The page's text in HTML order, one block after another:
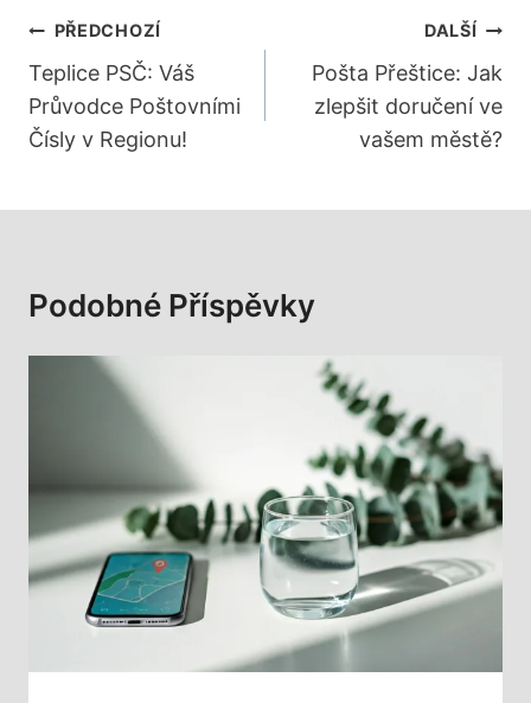
Navigace
Pro
Příspěvek
PŘEDCHOZÍ
Teplice PSČ: Váš
Průvodce Poštovními
Čísly v Regionu!
DALŠÍ
Pošta Přeštice: Jak
zlepšit doručení ve
vašem městě?
Podobné Příspěvky